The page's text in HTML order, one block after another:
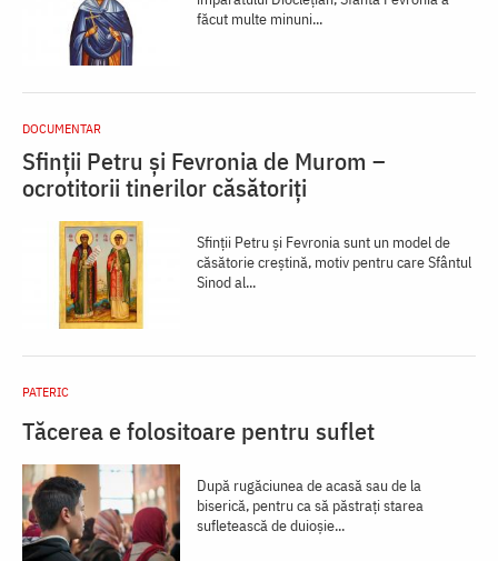
făcut multe minuni...
DOCUMENTAR
Sfinții Petru și Fevronia de Murom –
ocrotitorii tinerilor căsătoriți
Sfinții Petru și Fevronia sunt un model de
căsătorie creștină, motiv pentru care Sfântul
Sinod al...
PATERIC
Tăcerea e folositoare pentru suflet
După rugăciunea de acasă sau de la
biserică, pentru ca să păstraţi starea
sufletească de duioşie...